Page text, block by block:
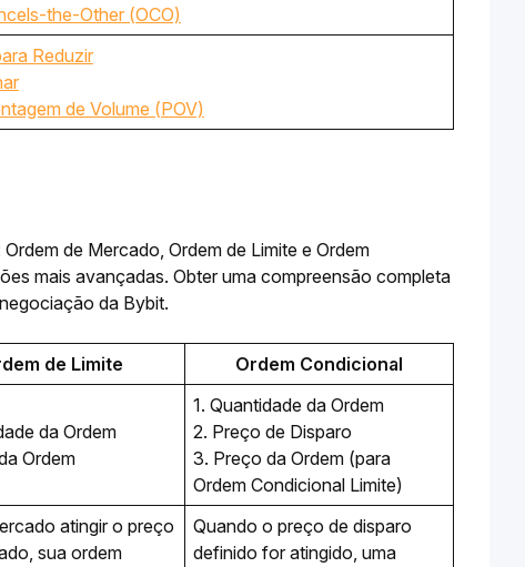
the-Other (OCO)
Reduzir
de Volume (POV)
de Mercado, Ordem de Limite e Ordem
mais avançadas. Obter uma compreensão completa
da Bybit.
de Limite Ordem Condicional
da Ordem
Ordem
1. Quantidade da Ordem
2. Preço de Disparo
3. Preço da Ordem (para
Ordem Condicional Limite)
atingir o preço
sua ordem
Quando o preço de disparo
definido for atingido, uma